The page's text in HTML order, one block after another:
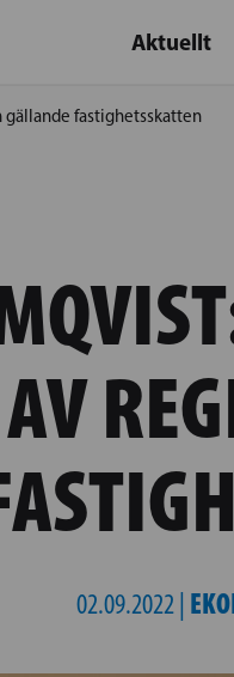
Aktuellt
fastighetsskatten
02.09.2022 |